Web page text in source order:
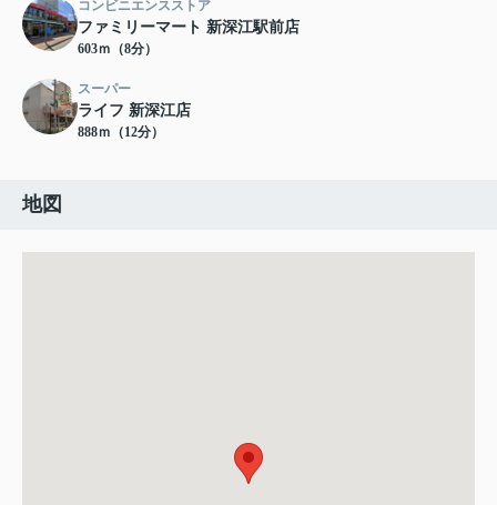
コンビニエンスストア
ファミリーマート 新深江駅前店
603ｍ（8分）
スーパー
ライフ 新深江店
888ｍ（12分）
地図